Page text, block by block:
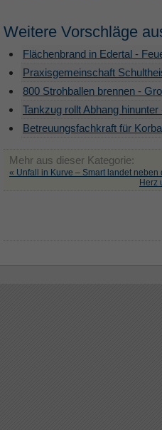
Weitere Vorschläge
Flächenbrand in Edertal -
Praxisgemeinschaft
800 Strohballen brennen -
Tankzug rollt Abhang
Betreuungsfachkraft für
Mehr aus dieser Kategorie:
« Unfall in Kurve – Smart landet neben
Herz